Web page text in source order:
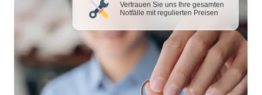
Vertrauen Sie uns Ihre gesamten
Notfälle mit regulierten Preisen